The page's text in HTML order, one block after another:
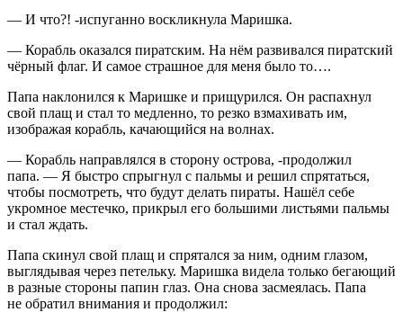
— И что?! -испуганно воскликнула Маришка.
— Корабль оказался пиратским. На нём развивался пиратский
чёрный флаг. И самое страшное для меня было то….
Папа наклонился к Маришке и прищурился. Он распахнул
свой плащ и стал то медленно, то резко взмахивать им,
изображая корабль, качающийся на волнах.
— Корабль направлялся в сторону острова, -продолжил
папа. — Я быстро спрыгнул с пальмы и решил спрятаться,
чтобы посмотреть, что будут делать пираты. Нашёл себе
укромное местечко, прикрыл его большими листьями пальмы
и стал ждать.
Папа скинул свой плащ и спрятался за ним, одним глазом,
выглядывая через петельку. Маришка видела только бегающий
в разные стороны папин глаз. Она снова засмеялась. Папа
не обратил внимания и продолжил: